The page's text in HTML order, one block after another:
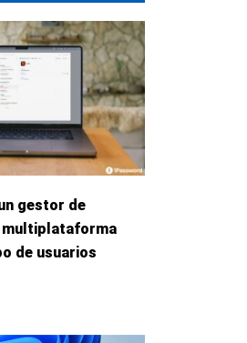
gestor de
de usuarios